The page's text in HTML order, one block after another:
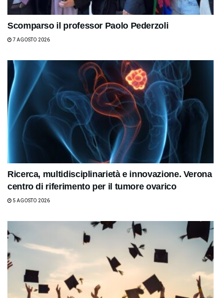
Scomparso il professor Paolo Pederzoli
7 AGOSTO 2026
Ricerca, multidisciplinarietà e innovazione. Verona
centro di riferimento per il tumore ovarico
5 AGOSTO 2026